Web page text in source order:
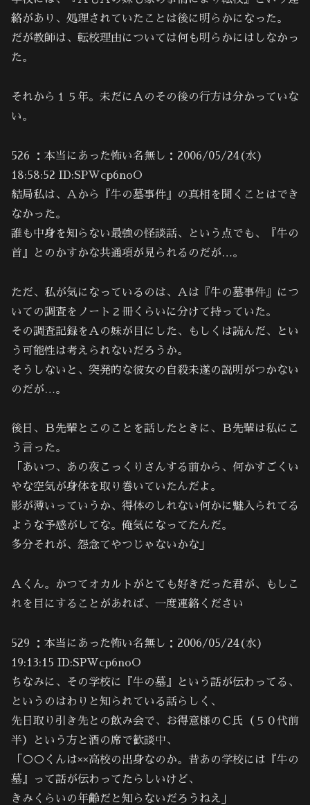
絡があり、処理されていたことは後に明らかになった。
だが教師は、転校理由については何も明らかにはしなかっ
た。
それから１５年。未だにＡのその後の行方は分かっていな
い。
526 ：本当にあった怖い名無し：2006/05/24(水)
18:58:52 ID:SPWcp6noO
結局私は、Ａから『牛の墓事件』の真相を聞くことはでき
なかった。
誰も中身を知らない最強の怪談話、という点でも、『牛の
首』とのかすかな共通項が見られるのだが…。
ただ、私が気になっているのは、Ａは『牛の墓事件』につ
いての調査をノート２冊くらいに分けて持っていた。
その調査記録をＡの妹が目にした、もしくは読んだ、とい
う可能性は考えられないだろうか。
そうしないと、突発的な彼女の自殺未遂の説明がつかない
のだが…。
後日、Ｂ先輩とこのことを話したときに、Ｂ先輩は私にこ
う言った。
「あいつ、あの夜こっくりさんする前から、何かすごくい
やな空気が身体を取り巻いていたんだよ。
影が薄いっていうか、得体のしれない何かに魅入られてる
ような予感がしてな。俺気になってたんだ。
多分それが、怨念てやつじゃないかな」
Ａくん。かつてオカルトがとても好きだった君が、もしこ
れを目にすることがあれば、一度連絡ください
529 ：本当にあった怖い名無し：2006/05/24(水)
19:13:15 ID:SPWcp6noO
ちなみに、その学校に『牛の墓』という話が伝わってる、
というのはわりと知られている話らしく、
先日取り引き先との飲み会で、お得意様のＣ氏（５０代前
半）という方と酒の席で歓談中、
「○○くんは××高校の出身なのか。昔あの学校には『牛の
墓』って話が伝わってたらしいけど、
きみくらいの年齢だと知らないだろうねえ」